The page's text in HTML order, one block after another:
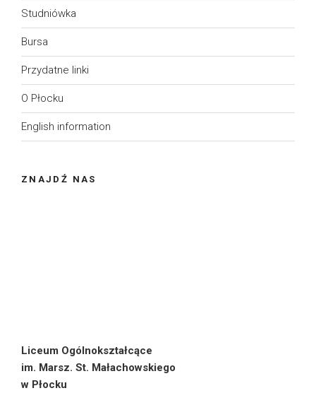
Studniówka
Bursa
Przydatne linki
O Płocku
English information
ZNAJDŹ NAS
Liceum Ogólnokształcące
im. Marsz. St. Małachowskiego
w Płocku